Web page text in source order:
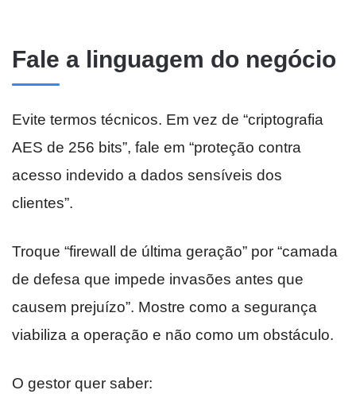
Fale a linguagem do negócio
Evite termos técnicos. Em vez de “criptografia
AES de 256 bits”, fale em “proteção contra
acesso indevido a dados sensíveis dos
clientes”.
Troque “firewall de última geração” por “camada
de defesa que impede invasões antes que
causem prejuízo”. Mostre como a segurança
viabiliza a operação e não como um obstáculo.
O gestor quer saber: